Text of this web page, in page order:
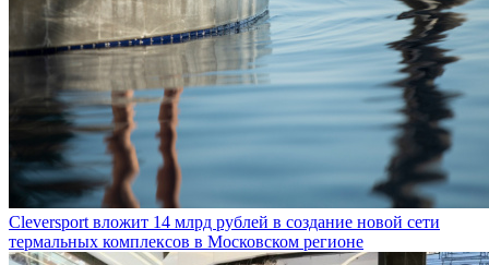
Cleversport вложит 14 млрд рублей в создание новой сети
термальных комплексов в Московском регионе